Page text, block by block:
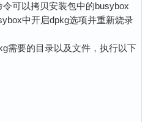
可以拷贝安装包中的busybox
中开启dpkg选项并重新烧录
需要的目录以及文件，执行以下